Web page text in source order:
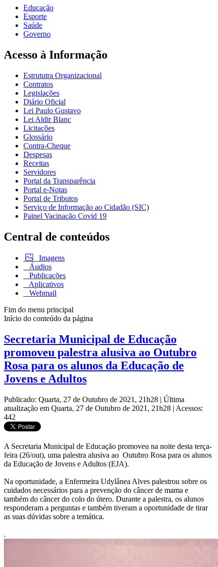
Educação
Esporte
Saúde
Governo
Acesso à Informação
Estrututra Organizacional
Contratos
Legislações
Diário Oficial
Lei Paulo Gustavo
Lei Aldir Blanc
Licitações
Glossário
Contra-Cheque
Despesas
Receitas
Servidores
Portal da Transparência
Portal e-Notas
Portal de Tributos
Serviço de Informação ao Cidadão (SIC)
Painel Vacinação Covid 19
Central de conteúdos
Imagens
Áudios
Publicações
Aplicativos
Webmail
Fim do menu principal
Início do conteúdo da página
Secretaria Municipal de Educação
promoveu palestra alusiva ao Outubro
Rosa para os alunos da Educação de
Jovens e Adultos
Publicado: Quarta, 27 de Outubro de 2021, 21h28 | Última
atualização em Quarta, 27 de Outubro de 2021, 21h28 | Acessos:
442
A Secretaria Municipal de Educação promoveu na noite desta terça-
feira (26/out), uma palestra alusiva ao Outubro Rosa para os alunos
da Educação de Jovens e Adultos (EJA).
Na oportunidade, a Enfermeira Udylânea Alves palestrou sobre os
cuidados necessários para a prevenção do câncer de mama e
também do câncer do colo do útero. Durante a palestra, os alunos
responderam a perguntas e também tiveram a oportunidade de tirar
as suas dúvidas sobre a temática.
.